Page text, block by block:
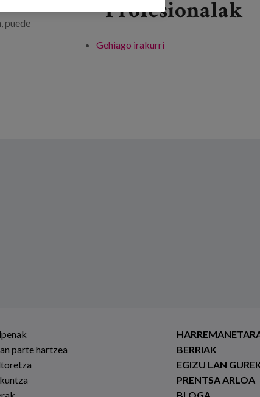
sí mismas
puede
Profesionalak
Gehiago irakurri
parte hartzea
BERRIAK
EGIZU LAN
PRENTSA ARLOA